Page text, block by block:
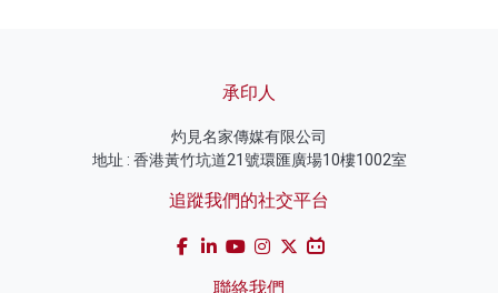
承印人
灼見名家傳媒有限公司
地址 : 香港黃竹坑道21號環匯廣場10樓1002室
追蹤我們的社交平台
聯絡我們